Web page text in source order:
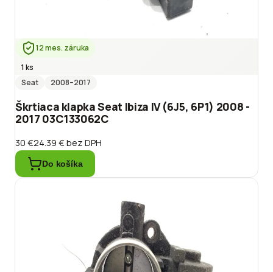
12 mes. záruka
1 ks
Seat
2008–2017
Škrtiaca klapka Seat Ibiza IV (6J5, 6P1) 2008 -
2017 03C133062C
30 €24.39 €bez DPH
Do košíka